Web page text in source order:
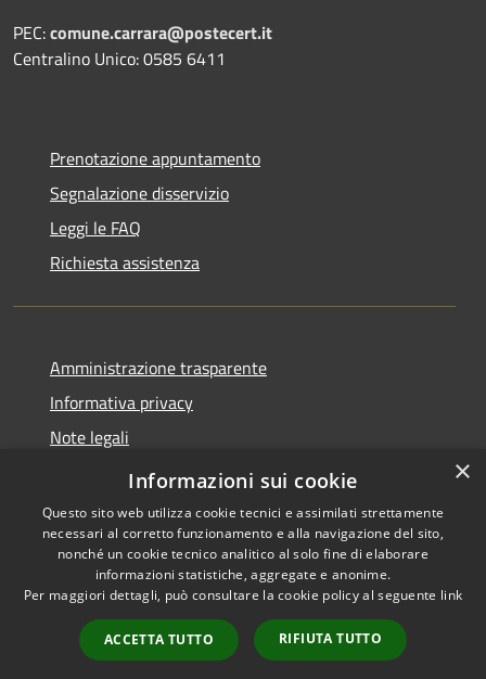
PEC:comune.carrara@postecert.it
Centralino Unico: 0585 6411
Prenotazione appuntamento
Segnalazione disservizio
Leggi le FAQ
Richiesta assistenza
Amministrazione trasparente
Informativa privacy
Note legali
Dichiarazione di accessibilità
Accessibilità
Copyright © 2026 • Comune di
Carrara • Powered by
Municipium•
Accesso
redazione
×
Informazioni sui cookie
Questo sito web utilizza cookie tecnici e assimilati strettamente
necessari al corretto funzionamento e alla navigazione del sito,
nonché un cookie tecnico analitico al solo fine di elaborare
informazioni statistiche, aggregate e anonime.
Per maggiori dettagli, può consultare la cookie policy al seguente link
ACCETTA TUTTO RIFIUTA TUTTO